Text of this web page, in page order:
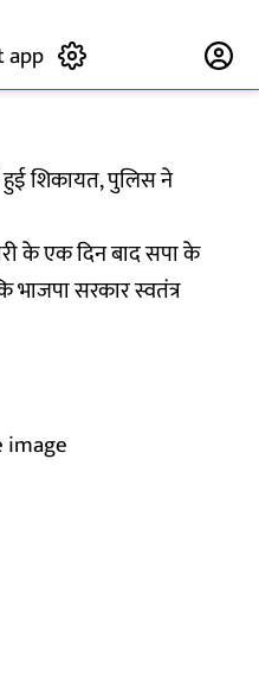
app
हुई शिकायत, पुलिस ने
के एक दिन बाद सपा के
भाजपा सरकार स्वतंत्र